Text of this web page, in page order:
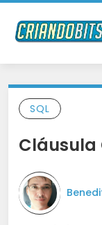
SQL
Cláusula